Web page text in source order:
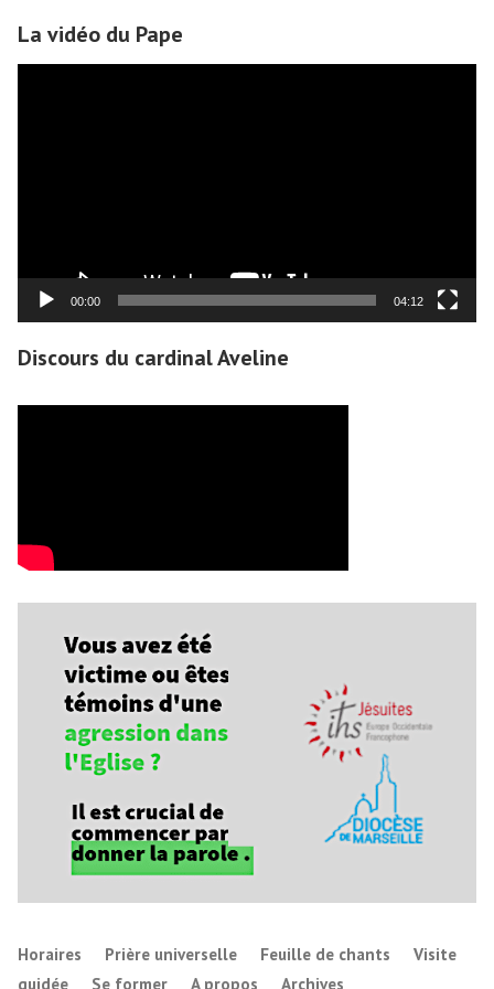
La vidéo du Pape
00:00 04:12
Discours du cardinal Aveline
Horaires Prière universelle Feuille de chants
Visite
guidée
Se former A propos Archives